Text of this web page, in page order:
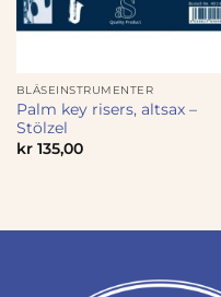
BLÅSEINSTRUMENTER
Palm key risers, altsax –
Stölzel
kr135,00